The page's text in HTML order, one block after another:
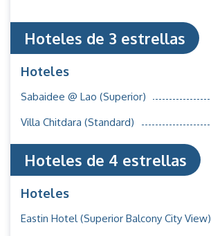
Hoteles de 3 estrellas
Hoteles
Sabaidee @ Lao (Superior)
Villa Chitdara (Standard)
Hoteles de 4 estrellas
Hoteles
Eastin Hotel (Superior Balcony City View)